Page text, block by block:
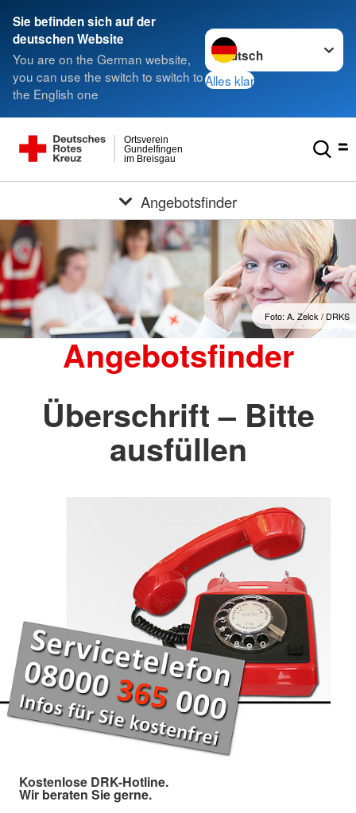
Sie befinden sich auf der
deutschen Website
You are on the German website,
you can use the switch to switch to
the English one
Sprache wechseln zu
Alles klar
im Breisgau
Gundelfingen
Ortsverein
Angebotsfinder
Foto: A. Zelck / DRKS
Angebotsfinder
Überschrift – Bitte
ausfüllen
Kostenlose DRK-Hotline.
Wir beraten Sie gerne.